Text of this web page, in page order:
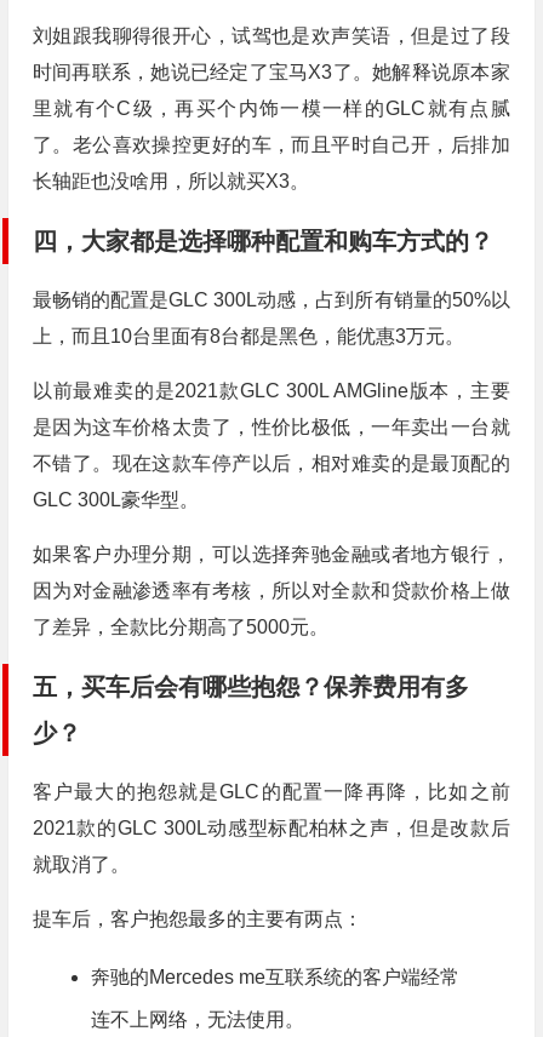
刘姐跟我聊得很开心，试驾也是欢声笑语，但是过了段
时间再联系，她说已经定了宝马X3了。她解释说原本家
里就有个C级，再买个内饰一模一样的GLC就有点腻
了。老公喜欢操控更好的车，而且平时自己开，后排加
长轴距也没啥用，所以就买X3。
四，大家都是选择哪种配置和购车方式的？
最畅销的配置是GLC 300L动感，占到所有销量的50%以
上，而且10台里面有8台都是黑色，能优惠3万元。
以前最难卖的是2021款GLC 300L AMGline版本，主要
是因为这车价格太贵了，性价比极低，一年卖出一台就
不错了。现在这款车停产以后，相对难卖的是最顶配的
GLC 300L豪华型。
如果客户办理分期，可以选择奔驰金融或者地方银行，
因为对金融渗透率有考核，所以对全款和贷款价格上做
了差异，全款比分期高了5000元。
五，买车后会有哪些抱怨？保养费用有多
少？
客户最大的抱怨就是GLC的配置一降再降，比如之前
2021款的GLC 300L动感型标配柏林之声，但是改款后
就取消了。
提车后，客户抱怨最多的主要有两点：
奔驰的Mercedes me互联系统的客户端经常
连不上网络，无法使用。